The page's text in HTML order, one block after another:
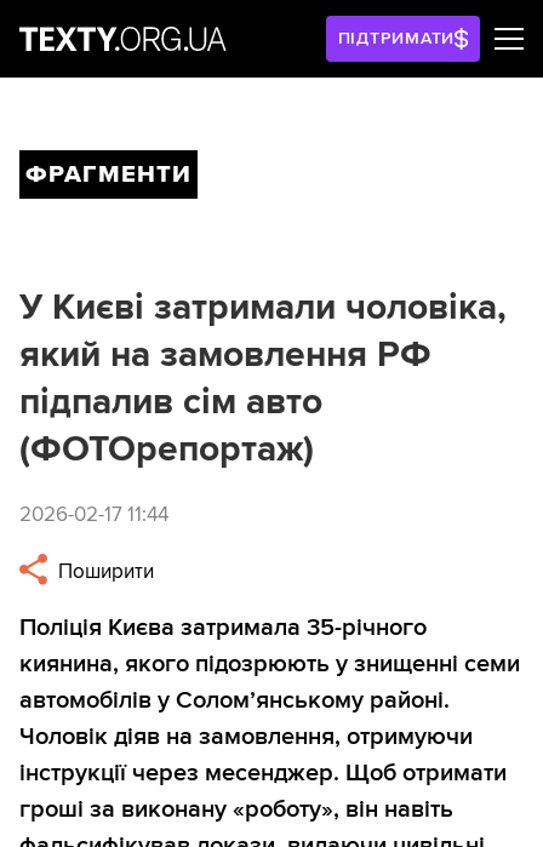
ПІДТРИМАТИ
ФРАГМЕНТИ
У Києві затримали чоловіка,
який на замовлення РФ
підпалив сім авто
(ФОТОрепортаж)
2026-02-17 11:44
Поширити
Поліція Києва затримала 35-річного
киянина, якого підозрюють у знищенні семи
автомобілів у Солом’янському районі.
Чоловік діяв на замовлення, отримуючи
інструкції через месенджер. Щоб отримати
гроші за виконану «роботу», він навіть